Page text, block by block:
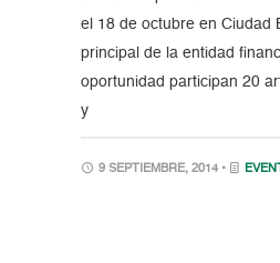
el 18 de octubre en Ciudad
principal de la entidad
oportunidad participan 20
y
9 SEPTIEMBRE, 2014 •